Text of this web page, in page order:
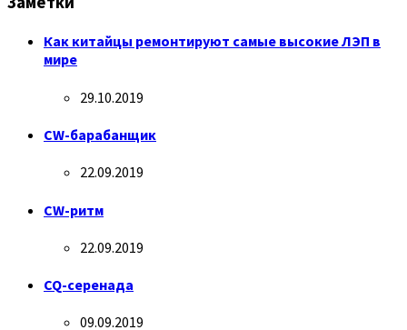
Как китайцы ремонтируют самые высокие ЛЭП в
мире
29.10.2019
CW-барабанщик
22.09.2019
CW-ритм
22.09.2019
CQ-серенада
09.09.2019